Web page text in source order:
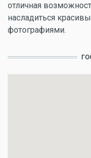
отличная
насладиться
фотографиями.